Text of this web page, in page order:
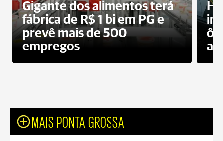
Gigante dos alimentos terá
fábrica de R$ 1 bi em PG e
prevê mais de 500
empregos
MAIS PONTA GROSSA